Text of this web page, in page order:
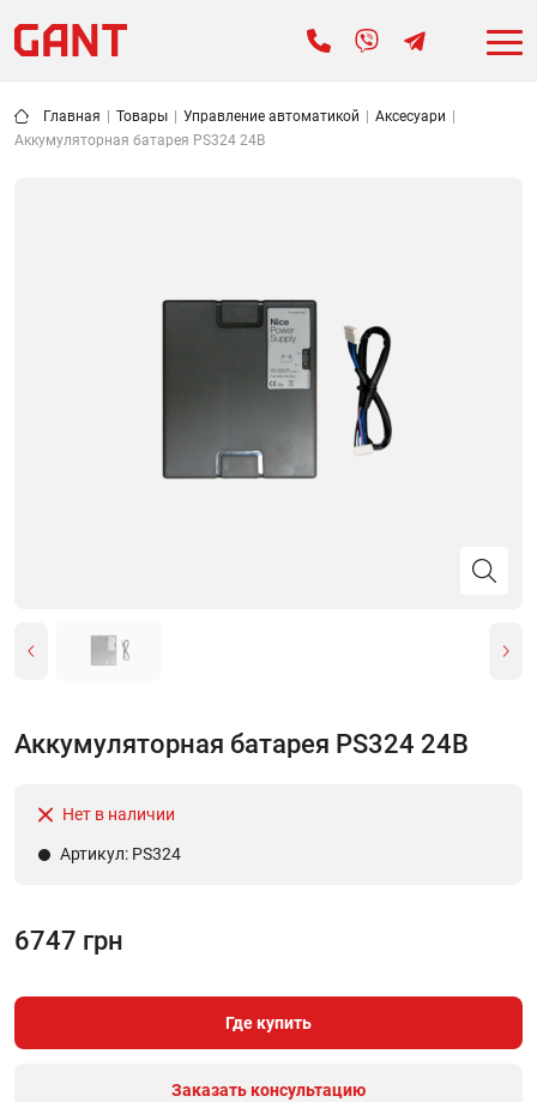
Главная Товары Управление автоматикой Аксесуари
Аккумуляторная батарея PS324 24В
Аккумуляторная батарея PS324 24В
Нет в наличии
Артикул: PS324
6747 грн
Где купить
Заказать консультацию